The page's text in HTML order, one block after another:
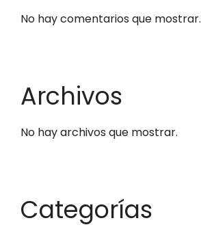
No hay comentarios que mostrar.
Archivos
No hay archivos que mostrar.
Categorías